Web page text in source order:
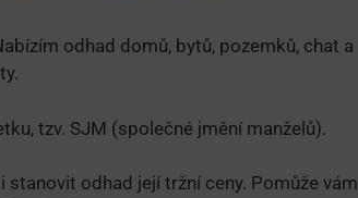
odhad domů, bytů, pozemků, chat a
tzv. SJM (společné jmění manželů).
odhad její tržní ceny. Pomůže vám